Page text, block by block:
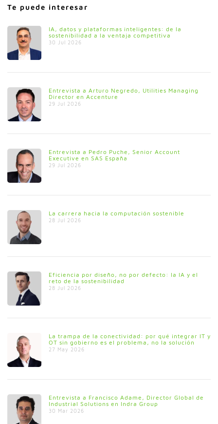
Te puede interesar
IA, datos y plataformas inteligentes: de la
sostenibilidad a la ventaja competitiva
30 Jul 2026
Entrevista a Arturo Negredo, Utilities Managing
Director en Accenture
29 Jul 2026
Entrevista a Pedro Puche, Senior Account
Executive en SAS España
29 Jul 2026
La carrera hacia la computación sostenible
28 Jul 2026
Eficiencia por diseño, no por defecto: la IA y el
reto de la sostenibilidad
28 Jul 2026
La trampa de la conectividad: por qué integrar IT y
OT sin gobierno es el problema, no la solución
27 May 2026
Entrevista a Francisco Adame, Director Global de
Industrial Solutions en Indra Group
30 Mar 2026